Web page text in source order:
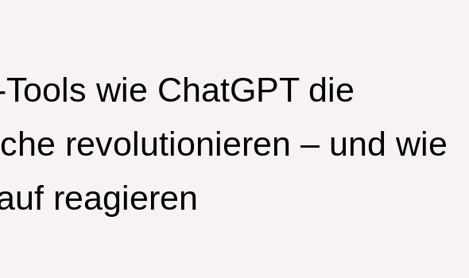
wie ChatGPT die
revolutionieren – und wie
reagieren